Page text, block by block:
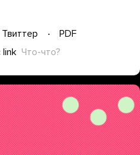
Твиттер
PDF
link Что-что?